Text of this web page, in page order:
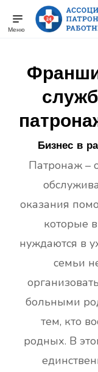
Бизнес в
Патронаж –
оказания
которые
нуждаются в
семьи
больными
тем, кто
родных. В